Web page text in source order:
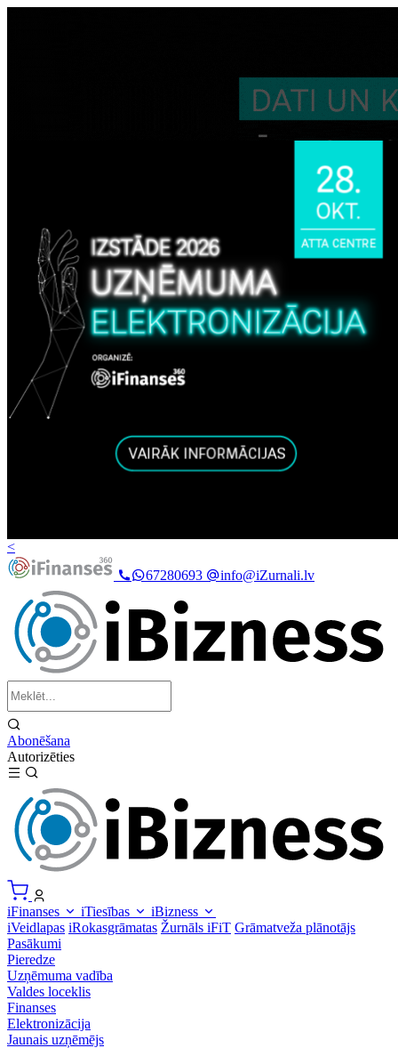
<
67280693
info@iZurnali.lv
Abonēšana
Autorizēties
iFinanses iTiesības
iBizness
iVeidlapas iRokasgrāmatas Žurnāls iFiT Grāmatveža plānotājs
Pasākumi
Pieredze
Uzņēmuma vadība
Valdes loceklis
Finanses
Elektronizācija
Jaunais uzņēmējs